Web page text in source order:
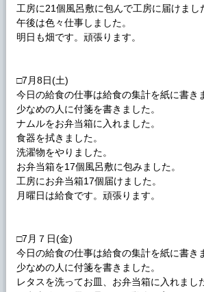
工房に21個風呂敷に包んで工房に届けまし
午後は色々仕事しました。
明日も畑です。頑張ります。
□7月8日(土)
今日の給食の仕事は給食の集計を紙に書き
少なめの人に付箋を書きました。
ナムルをお弁当箱に入れました。
食器を拭きました。
洗濯物をやりました。
お弁当箱を17個風呂敷に包みました。
工房にお弁当箱17個届けました。
月曜日は給食です。頑張ります。
□7月７日(金)
今日の給食の仕事は給食の集計を紙に書き
少なめの人に付箋を書きました。
レタスを洗ってお皿、お弁当箱に入れまし